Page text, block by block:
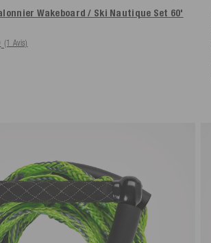
Wakeboard / Ski Nautique Set 60'
(1 Avis)